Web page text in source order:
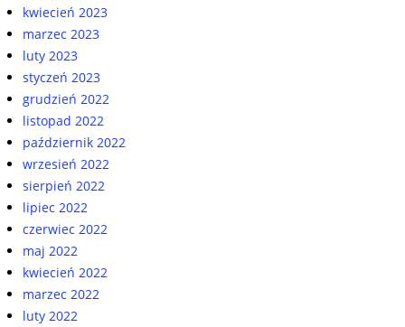
kwiecień 2023
marzec 2023
luty 2023
styczeń 2023
grudzień 2022
listopad 2022
październik 2022
wrzesień 2022
sierpień 2022
lipiec 2022
czerwiec 2022
maj 2022
kwiecień 2022
marzec 2022
luty 2022